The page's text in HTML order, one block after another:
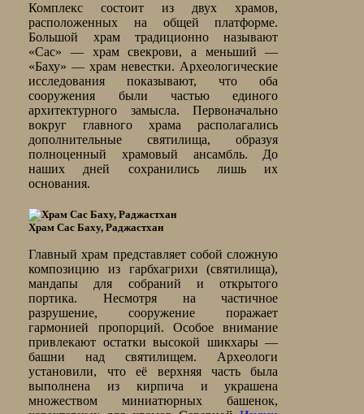
Комплекс состоит из двух храмов,
расположенных на общей платформе.
Большой храм традиционно называют
«Сас» — храм свекрови, а меньший —
«Баху» — храм невестки. Археологические
исследования показывают, что оба
сооружения были частью единого
архитектурного замысла. Первоначально
вокруг главного храма располагались
дополнительные святилища, образуя
полноценный храмовый ансамбль. До
наших дней сохранились лишь их
основания.
Храм Сас Баху, Раджастхан
Главный храм представляет собой сложную
композицию из гарбхагрихи (святилища),
мандапы для собраний и открытого
портика. Несмотря на частичное
разрушение, сооружение поражает
гармонией пропорций. Особое внимание
привлекают остатки высокой шикхары —
башни над святилищем. Археологи
установили, что её верхняя часть была
выполнена из кирпича и украшена
множеством миниатюрных башенок,